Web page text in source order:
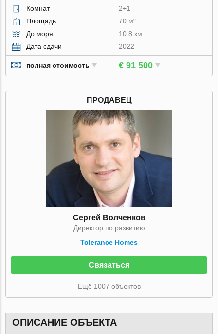
Комнат
2+1
Площадь
70 м²
До моря
10.8 км
Дата сдачи
2022
полная стоимость € 91 500
ПРОДАВЕЦ
Сергей Волченков
Директор по развитию
Tolerance Homes
Связаться
Ещё 1007 объектов
ОПИСАНИЕ ОБЪЕКТА